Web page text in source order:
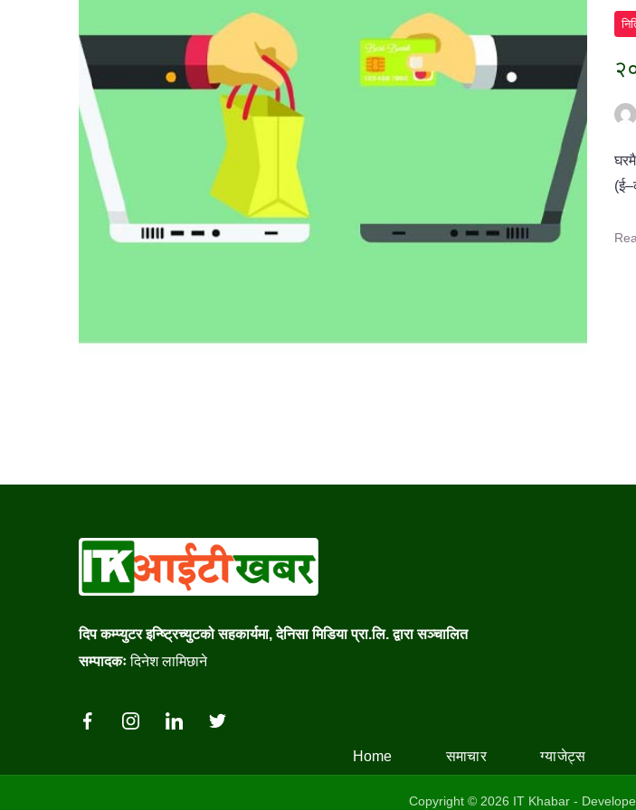
दिप कम्प्युटर इन्ष्ट्रिच्युटको सहकार्यमा, देनिसा मिडिया प्रा.लि. द्वारा सञ्चालित
सम्पादकःदिनेश लामिछाने
Home समाचार ग्याजेट्स
Copyright © 2026 IT Khabar -